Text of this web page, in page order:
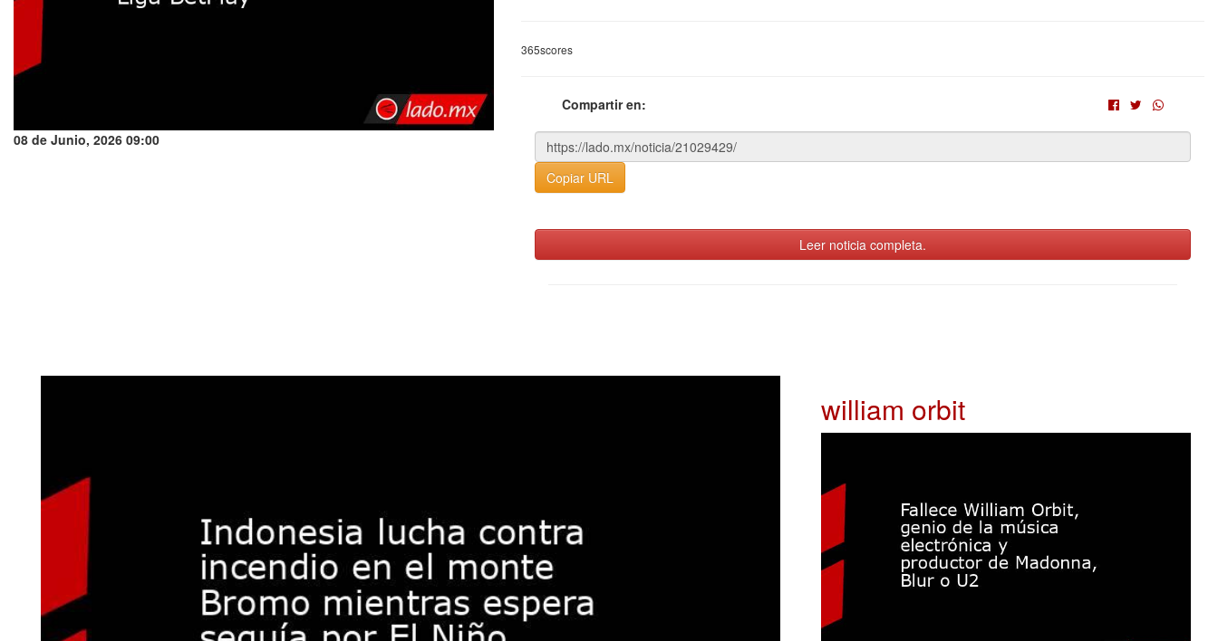
08 de Junio, 2026 09:00
365scores
Compartir en:
Copiar URL
Leer noticia completa.
william orbit